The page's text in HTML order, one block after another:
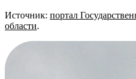
Источник: портал
области.